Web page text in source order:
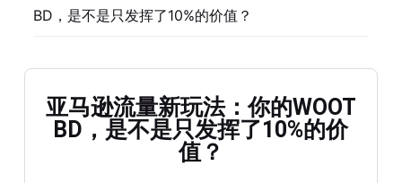
BD，是不是只发挥了10%的价值？
亚马逊流量新玩法：你的WOOT
BD，是不是只发挥了10%的价
值？